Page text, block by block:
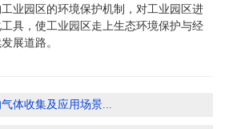
业园区的环境保护机制，对工业园区进
具，使工业园区走上生态环境保护与经
展道路。
体收集及应用场景...